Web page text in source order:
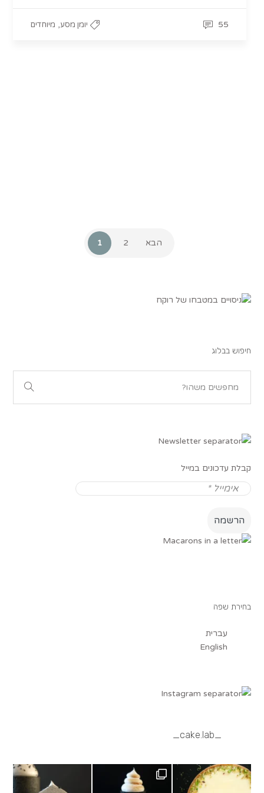
יומן מסע, מיוחדים 55
1 2 הבא
חיפוש בבלוג
קבלת עדכונים במייל
בחירת שפה
עברית
English
_cake.lab_
Lemon meringue
Black sesame cream, salted caramel, black